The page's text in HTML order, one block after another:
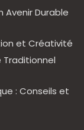
Avenir Durable
et Créativité
Traditionnel
: Conseils et